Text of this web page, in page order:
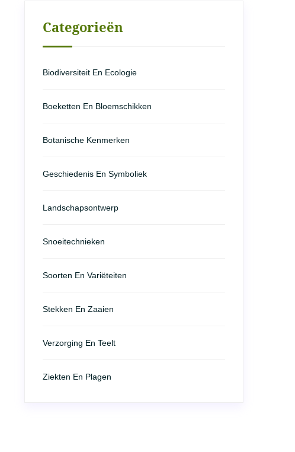
Categorieën
Biodiversiteit En Ecologie
Boeketten En Bloemschikken
Botanische Kenmerken
Geschiedenis En Symboliek
Landschapsontwerp
Snoeitechnieken
Soorten En Variëteiten
Stekken En Zaaien
Verzorging En Teelt
Ziekten En Plagen